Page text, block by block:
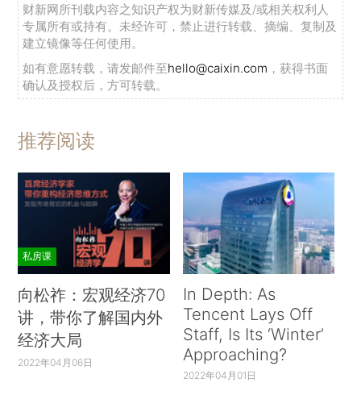
财新网所刊载内容之知识产权为财新传媒及/或相关权利人
专属所有或持有。未经许可，禁止进行转载、摘编、复制及
建立镜像等任何使用。
如有意愿转载，请发邮件至hello@caixin.com ，获得书面
确认及授权后，方可转载。
推荐阅读
私房课
向松祚：宏观经济70
讲，带你了解国内外
经济大局
2022年04月06日
In Depth: As
Tencent Lays Off
Staff, Is Its ‘Winter’
Approaching?
2022年04月01日